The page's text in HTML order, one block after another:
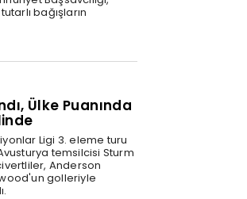
bağışların
Ülke Puanında
Ligi 3. eleme turu
temsilcisi Sturm
Anderson
golleriyle